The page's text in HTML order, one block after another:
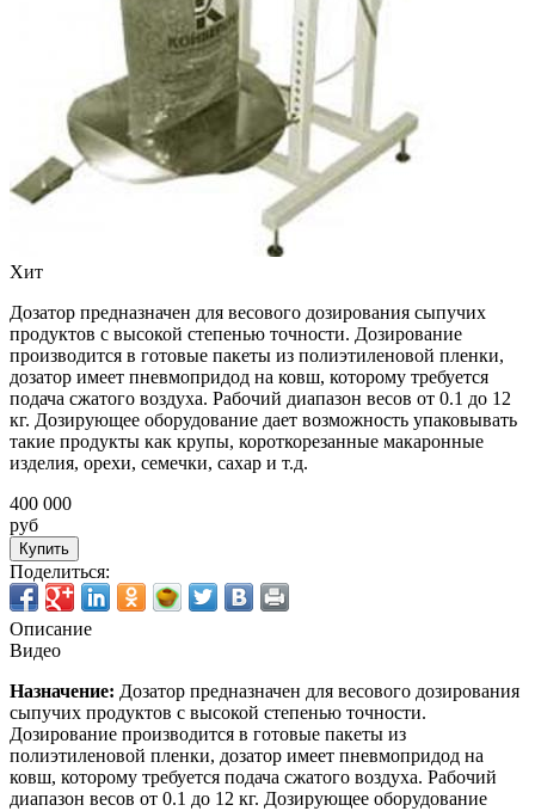
Хит
Дозатор предназначен для весового дозирования сыпучих
продуктов с высокой степенью точности. Дозирование
производится в готовые пакеты из полиэтиленовой пленки,
дозатор имеет пневмопридод на ковш, которому требуется
подача сжатого воздуха. Рабочий диапазон весов от 0.1 до 12
кг. Дозирующее оборудование дает возможность упаковывать
такие продукты как крупы, короткорезанные макаронные
изделия, орехи, семечки, сахар и т.д.
400 000
руб
Купить
Поделиться:
Описание
Видео
Назначение: Дозатор предназначен для весового дозирования
сыпучих продуктов с высокой степенью точности.
Дозирование производится в готовые пакеты из
полиэтиленовой пленки, дозатор имеет пневмопридод на
ковш, которому требуется подача сжатого воздуха. Рабочий
диапазон весов от 0.1 до 12 кг. Дозирующее оборудование